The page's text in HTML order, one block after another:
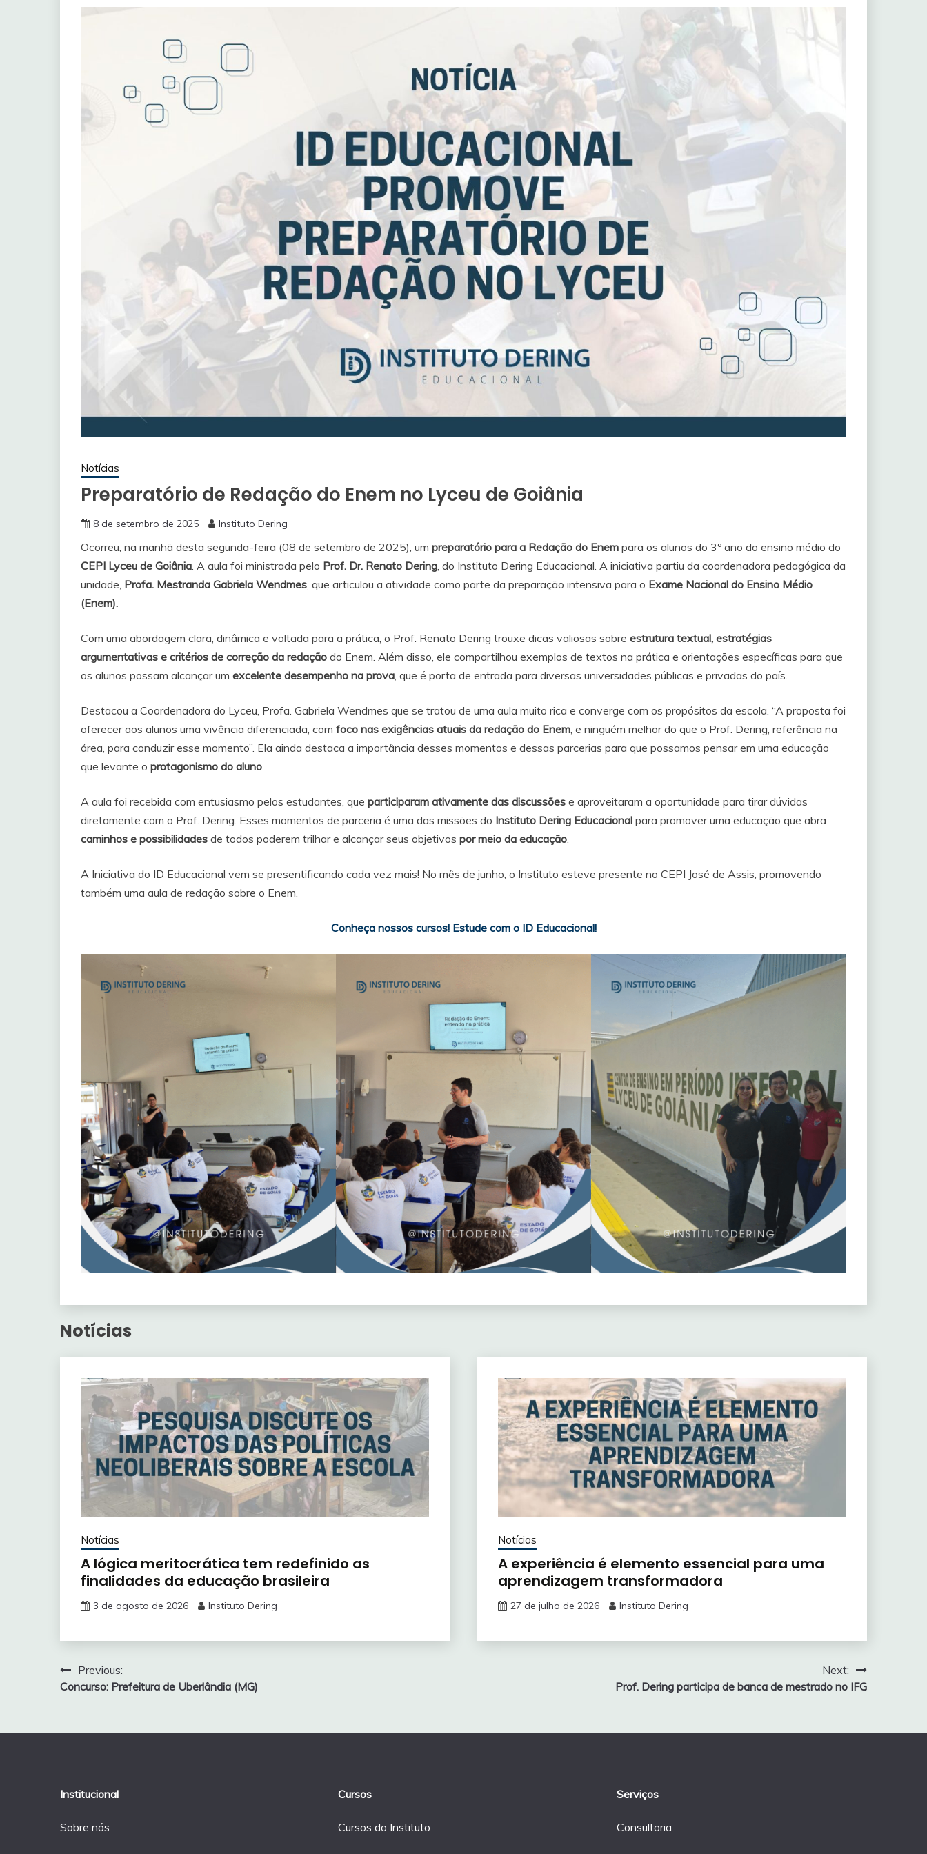
Notícias
Preparatório de Redação do Enem no Lyceu de Goiânia
8 de setembro de 2025 Instituto Dering
Ocorreu, na manhã desta segunda-feira (08 de setembro de 2025), um preparatório para a Redação do Enem para os alunos do 3º ano do ensino médio do
CEPI Lyceu de Goiânia. A aula foi ministrada pelo Prof. Dr. Renato Dering, do Instituto Dering Educacional. A iniciativa partiu da coordenadora pedagógica da
unidade, Profa. Mestranda Gabriela Wendmes, que articulou a atividade como parte da preparação intensiva para o Exame Nacional do Ensino Médio
(Enem).
Com uma abordagem clara, dinâmica e voltada para a prática, o Prof. Renato Dering trouxe dicas valiosas sobre estrutura textual, estratégias
argumentativas e critérios de correção da redação do Enem. Além disso, ele compartilhou exemplos de textos na prática e orientações específicas para que
os alunos possam alcançar um excelente desempenho na prova, que é porta de entrada para diversas universidades públicas e privadas do país.
Destacou a Coordenadora do Lyceu, Profa. Gabriela Wendmes que se tratou de uma aula muito rica e converge com os propósitos da escola. “A proposta foi
oferecer aos alunos uma vivência diferenciada, com foco nas exigências atuais da redação do Enem, e ninguém melhor do que o Prof. Dering, referência na
área, para conduzir esse momento”. Ela ainda destaca a importância desses momentos e dessas parcerias para que possamos pensar em uma educação
que levante o protagonismo do aluno.
A aula foi recebida com entusiasmo pelos estudantes, que participaram ativamente das discussões e aproveitaram a oportunidade para tirar dúvidas
diretamente com o Prof. Dering. Esses momentos de parceria é uma das missões do Instituto Dering Educacional para promover uma educação que abra
caminhos e possibilidades de todos poderem trilhar e alcançar seus objetivos por meio da educação.
A Iniciativa do ID Educacional vem se presentificando cada vez mais! No mês de junho, o Instituto esteve presente no CEPI José de Assis, promovendo
também uma aula de redação sobre o Enem.
Conheça nossos cursos! Estude com o ID Educacional!
Notícias
Notícias
A lógica meritocrática tem redefinido as
finalidades da educação brasileira
3 de agosto de 2026 Instituto Dering
Notícias
A experiência é elemento essencial para uma
aprendizagem transformadora
27 de julho de 2026 Instituto Dering
Navegação
de
Previous:
Concurso: Prefeitura de Uberlândia (MG)
Next:
Prof. Dering participa de banca de mestrado no IFG
Institucional
Sobre nós
Cursos
Cursos do Instituto
Serviços
Consultoria